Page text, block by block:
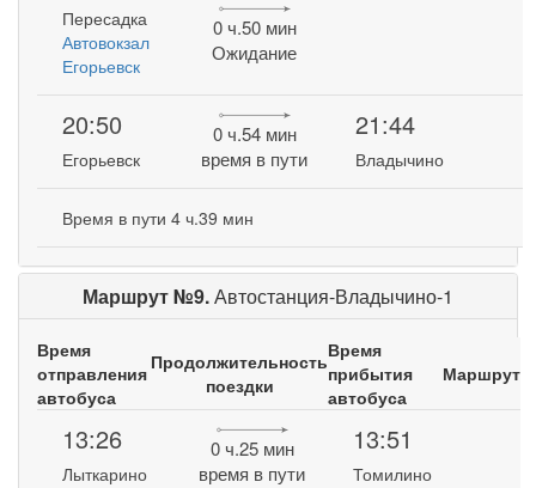
Пересадка
Автовокзал
Егорьевск
0 ч.50 мин
Ожидание
20:50
Егорьевск
0 ч.54 мин
время в пути
21:44
Владычино
Время в пути 4 ч.39 мин
Маршрут №9.Автостанция-Владычино-1
Время
отправления
автобуса
Продолжительность
поездки
Время
прибытия
автобуса
Маршрут
13:26
Лыткарино
0 ч.25 мин
время в пути
13:51
Томилино